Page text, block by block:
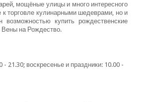
мощёные улицы и много интересного
торговле кулинарными шедеврами, но и
купить рождественские
Вены на Рождество.
21.30; воскресенье и праздники: 10.00 -